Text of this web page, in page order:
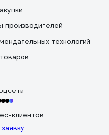
производителей
технологий
клиентов